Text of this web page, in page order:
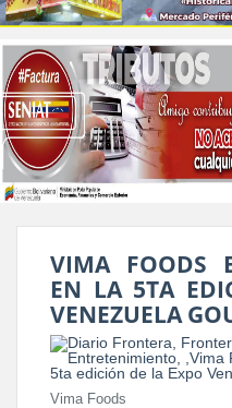
VIMA FOODS
EN LA 5TA
VENEZUELA
Vima Foods